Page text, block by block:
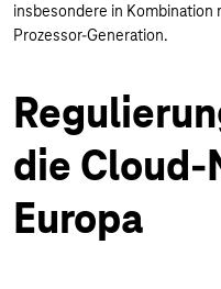
insbesondere in
Prozessor-Generation.
die Cloud-
Europa